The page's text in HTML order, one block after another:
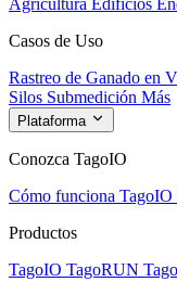
Agricultura Edificios
Casos de Uso
Rastreo de Ganado en
Silos Submedición Más
Plataforma
Conozca TagoIO
Cómo funciona TagoIO
Productos
TagoIO TagoRUN